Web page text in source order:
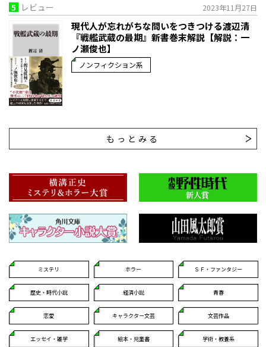
5 レビュー 2023年11月27日
現代人が忘れがちな問いをつきつける――渡辺清
『戦艦武蔵の最期』新書巻末解説【解説：一
ノ瀬俊也】
ノンフィクション系
もっとみる
ミステリ ホラー ＳＦ・ファンタジー
歴史・時代小説 経済小説 青春
恋愛 キャラクター文芸 文芸作品
エッセイ・雑学 絵本・児童書 学術・教養系